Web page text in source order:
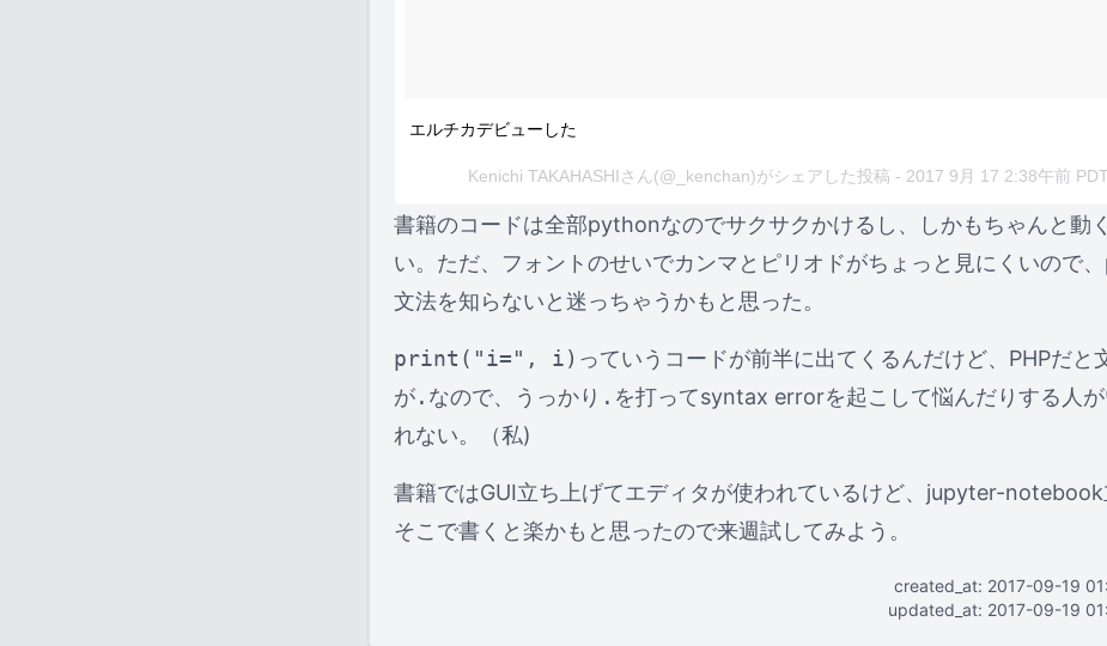
エルチカデビューした
Kenichi TAKAHASHIさん(@_kenchan)がシェアした投稿 - 2017 9月 17 2:38午前 PDT
書籍のコードは全部pythonなのでサクサクかけるし、しかもちゃんと動
い。ただ、フォントのせいでカンマとピリオドがちょっと見にくいので
文法を知らないと迷っちゃうかもと思った。
print("i=", i) っていうコードが前半に出てくるんだけど、PHPだと
が. なので、うっかり . を打ってsyntax errorを起こして悩んだりする人が
れない。（私)
書籍ではGUI立ち上げてエディタが使われているけど、jupyter-notebook
そこで書くと楽かもと思ったので来週試してみよう。
created_at: 2017-09-19
updated_at: 2017-09-19